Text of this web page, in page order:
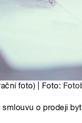
foto) | Foto:
o prodeji